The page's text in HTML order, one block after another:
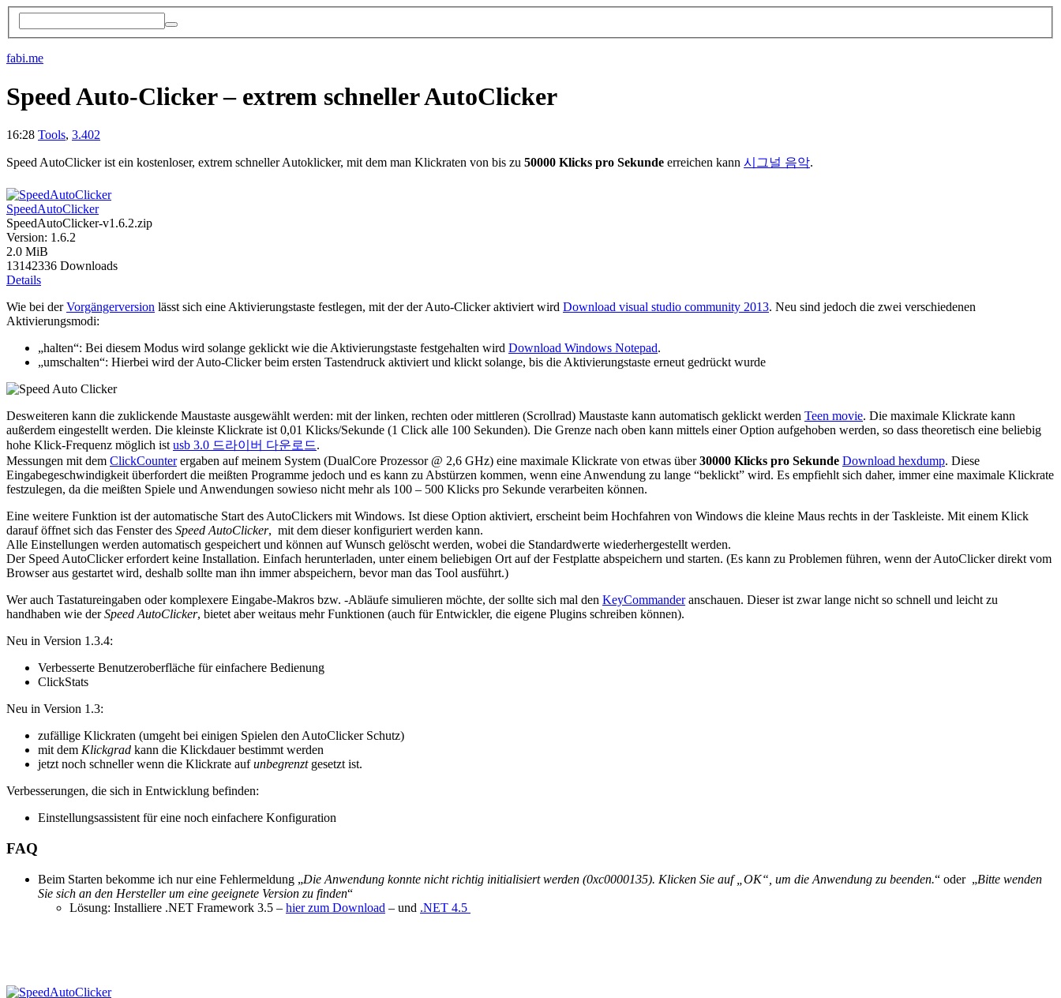
fabi.me
Speed Auto-Clicker – extrem schneller AutoClicker
16:28 Tools, 3.402
Speed AutoClicker ist ein kostenloser, extrem schneller Autoklicker, mit dem man Klickraten von bis zu 50000 Klicks pro Sekunde erreichen kann 시그널 음악.
SpeedAutoClicker
SpeedAutoClicker-v1.6.2.zip
Version: 1.6.2
2.0 MiB
13142336 Downloads
Details
Wie bei derVorgängerversion lässt sich eine Aktivierungstaste festlegen, mit der der Auto-Clicker aktiviert wird Download visual studio community 2013. Neu sind jedoch die zwei verschiedenen
Aktivierungsmodi:
„halten“: Bei diesem Modus wird solange geklickt wie die Aktivierungstaste festgehalten wird Download Windows Notepad.
„umschalten“: Hierbei wird der Auto-Clicker beim ersten Tastendruck aktiviert und klickt solange, bis die Aktivierungstaste erneut gedrückt wurde
Desweiteren kann die zuklickende Maustaste ausgewählt werden: mit der linken, rechten oder mittleren (Scrollrad) Maustaste kann automatisch geklickt werden Teen movie. Die maximale Klickrate kann
außerdem eingestellt werden. Die kleinste Klickrate ist 0,01 Klicks/Sekunde (1 Click alle 100 Sekunden). Die Grenze nach oben kann mittels einer Option aufgehoben werden, so dass theoretisch eine beliebig
hohe Klick-Frequenz möglich istusb 3.0 드라이버 다운로드.
Messungen mit dem ClickCounterergaben auf meinem System (DualCore Prozessor @ 2,6 GHz) eine maximale Klickrate von etwas über30000 Klicks pro Sekunde Download hexdump. Diese
Eingabegeschwindigkeit überfordert die meißten Programme jedoch und es kann zu Abstürzen kommen, wenn eine Anwendung zu lange “beklickt” wird. Es empfiehlt sich daher, immer eine maximale Klickrate
festzulegen, da die meißten Spiele und Anwendungen sowieso nicht mehr als 100 – 500 Klicks pro Sekunde verarbeiten können.
Eine weitere Funktion ist der automatische Start des AutoClickers mit Windows. Ist diese Option aktiviert, erscheint beim Hochfahren von Windows die kleine Maus rechts in der Taskleiste. Mit einem Klick
darauf öffnet sich das Fenster des Speed AutoClicker, mit dem dieser konfiguriert werden kann.
Alle Einstellungen werden automatisch gespeichert und können auf Wunsch gelöscht werden, wobei die Standardwerte wiederhergestellt werden.
Der Speed AutoClicker erfordert keine Installation. Einfach herunterladen, unter einem beliebigen Ort auf der Festplatte abspeichern und starten. (Es kann zu Problemen führen, wenn der AutoClicker direkt vom
Browser aus gestartet wird, deshalb sollte man ihn immer abspeichern, bevor man das Tool ausführt.)
Wer auch Tastatureingaben oder komplexere Eingabe-Makros bzw. -Abläufe simulieren möchte, der sollte sich mal den KeyCommanderanschauen. Dieser ist zwar lange nicht so schnell und leicht zu
handhaben wie derSpeed AutoClicker, bietet aber weitaus mehr Funktionen (auch für Entwickler, die eigene Plugins schreiben können).
Neu in Version 1.3.4:
Verbesserte Benutzeroberfläche für einfachere Bedienung
ClickStats
Neu in Version 1.3:
zufällige Klickraten (umgeht bei einigen Spielen den AutoClicker Schutz)
mit dem Klickgrad kann die Klickdauer bestimmt werden
jetzt noch schneller wenn die Klickrate aufunbegrenztgesetzt ist.
Verbesserungen, die sich in Entwicklung befinden:
Einstellungsassistent für eine noch einfachere Konfiguration
FAQ
Beim Starten bekomme ich nur eine Fehlermeldung „Die Anwendung konnte nicht richtig initialisiert werden (0xc0000135). Klicken Sie auf „OK“, um die Anwendung zu beenden.“ oder „Bitte wenden
Sie sich an den Hersteller um eine geeignete Version zu finden“
Lösung: Installiere .NET Framework 3.5 – hier zum Download – und .NET 4.5